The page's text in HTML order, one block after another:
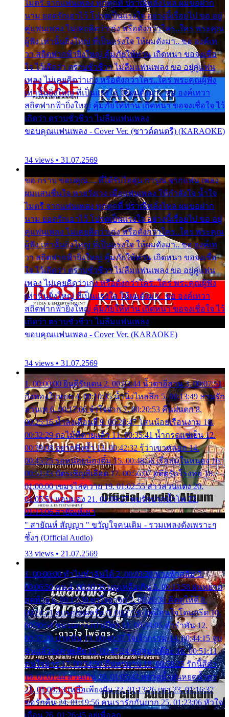
ไมตรี จากแฟนเพลง ทุกทุกที่ ปราณีหลั่งไหล ผมขอฝาก
นาม ยอดรักเอาไว้ โปรดเป็นแรงใจ อย่างนี้เรื่อยไป ขอ อยู่
คู่แฟนเพลง ไม่เคยคิดว่าเก่ง หรือดังกว่าใคร..ใคร พระคุณ
ผู้ฟัง เท่านั้นยิ่งใหญ่ ที่เป็นแรงใจ ให้ผมดังมา.. ขอ องค์เท
วา สถิตฟากฟ้ายิ่งใหญ่ คุ้มภัยให้ท่าน เถิดหนา ขอจงเชื่อ
ใจ ไว้เถิดว่า ตราบชั่วชีวา ไม่ลืมแฟนเพลง ขอ อยู่คู่แฟน
เพลง ไม่เคยคิดว่าเก่ง หรือดังกว่าใคร..ใคร พระคุณผู้ฟัง
เท่านั้นยิ่งใหญ่ ที่เป็นแรงใจ ให้ผมดังมา.. ขอ องค์เทวา
สถิตฟากฟ้ายิ่งใหญ่ คุ้มภัยให้ท่าน เถิดหนา ขอจงเชื่อใจ ไว้
เถิดว่า ตราบชั่วชีวา ไม่ลืมแฟนเพลง
ขอบคุณแฟนเพลง - Cover Ver. (ซาวด์ดนตรี) (KARAOKE)
34 views • 31.07.2569
ขอ กราบ ขอบคุณ.... ที่ได้รับไออุ่น การุณ จากแฟน เพลง
ผมแสนชื่นใจ หายวังเวง เมื่อแฟนเพลง ให้กำลังใจ น้ำใจ
ไมตรี จากแฟนเพลง ทุกทุกที่ ปราณีหลั่งไหล ผมขอฝาก
นาม ยอดรักเอาไว้ โปรดเป็นแรงใจ อย่างนี้เรื่อยไป ขอ อยู่
คู่แฟนเพลง ไม่เคยคิดว่าเก่ง หรือดังกว่าใคร..ใคร พระคุณ
ผู้ฟัง เท่านั้นยิ่งใหญ่ ที่เป็นแรงใจ ให้ผมดังมา.. ขอ องค์เท
วา สถิตฟากฟ้ายิ่งใหญ่ คุ้มภัยให้ท่าน เถิดหนา ขอจงเชื่อ
ใจ ไว้เถิดว่า ตราบชั่วชีวา ไม่ลืมแฟนเพลง ขอ อยู่คู่แฟน
เพลง ไม่เคยคิดว่าเก่ง หรือดังกว่าใคร..ใคร พระคุณผู้ฟัง
เท่านั้นยิ่งใหญ่ ที่เป็นแรงใจ ให้ผมดังมา.. ขอ องค์เทวา
สถิตฟากฟ้ายิ่งใหญ่ คุ้มภัยให้ท่าน เถิดหนา ขอจงเชื่อใจ ไว้
เถิดว่า ตราบชั่วชีวา ไม่ลืมแฟนเพลง
ขอบคุณแฟนเพลง - Cover Ver. (KARAOKE)
34 views • 31.07.2569
1. 00:00:00 ยินดีรับเดน 2. 00:03:44 น้ำตาอีสาน 3. 00:07:51
กิ่งทองใบหยก 4. 00:10:35 น้ำนิ่งไหลลึก 5. 00:13:49 ลานรัก
ลานเท 6. 00:17:06 จำใจจาก 7. 00:20:53 คืนฝนตก 8.
00:25:16 น้ำลงเดือนยี่ 9. 00:28:47 โสนน้อยเรือนงาม 10.
00:32:29 ตอไม้ที่ตายแล้ว 11. 00:35:41 น้ำกรดแช่เย็น 12.
00:39:08 อยากฟังซ้ำ 13. 00:42:32 รู้ว่าเขาหลอก 14.
00:45:25 รอหน่อยน้องติ๋ม 15. 00:48:56 เรือล่มในหนอง 16.
00:51:43 บัตรเชิญสีเลือด 17. 00:56:07 อดีตรักโรงทอ 18.
01:00:00 เขมรไล่ควาย 19. 01:02:55 สาวสวนแตง 20.
01:05:51 แอบมอง 21. 01:09:27 พบรักปากน้ำโพ 22.
01:13:06 สายัณห์เมา
" สายัณห์ สัญญา " ขวัญใจคนเดิม - รวมเพลงดังเพราะๆ
ซึ้งๆ (Official Audio)
33 views • 21.07.2569
1. 00:00:00 ทำไมทำฉันได้ 2. 00:03:20 นางฟ้าสลัม 3.
00:06:50 คน 4. 00:10:36 บุญเหลือเกิน 5. 00:13:58 ฝนหยาด
สุดท้าย 6. 00:17:30 ยาใจยาจก 7. 00:20:30 คิดดูให้ดี 8.
00:24:21 ลบรอยแผลรัก 9. 00:27:35 เหมือนใจโดนกรีด 10.
00:30:54 ขบวนการเปาเปียว 11. 00:34:05 คำรำพัน 12.
00:37:20 ปาหนัน 13. 00:40:37 ใจเจ้ากรรม 14. 00:44:15 จูบ
ฉันแล้วจงตายเสีย 15. 00:47:24 ขอสูมาเต๊อะ 16. 00:51:11
คนใจมาร 17. 00:54:50 คืนทรมาน 18. 00:58:25 รักนี้สีดำ
19. 01:01:44 ส่วนเกิน 20. 01:05:42 หยาดน้ำฝนหยดน้ำตา
21. 01:09:13 เหลือเพียงฝัน 22. 01:13:26 เขา 23. 01:16:37
ขอรักคืน 24. 01:19:56 คนเรารักกันยาก 25. 01:23:06 หัวใจ
เถื่อน 26. 01:26:45 อยู่เพื่อลูก